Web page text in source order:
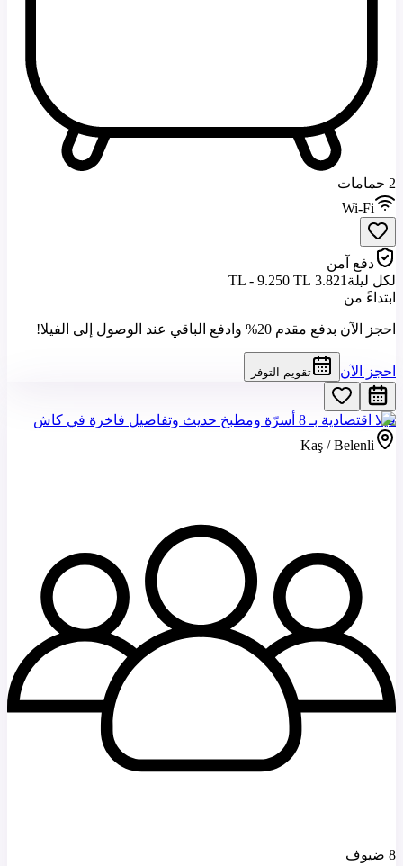
2 حمامات
Wi-Fi
دفع آمن
لكل ليلة 3.821 TL - 9.250 TL
ابتداءً من
احجز الآن بدفع مقدم 20% وادفع الباقي عند الوصول إلى الفيلا!
احجز الآن تقويم التوفر
فيلا اقتصادية بـ 8 أسرّة ومطبخ حديث وتفاصيل فاخرة في كاش
Kaş / Belenli
8 ضيوف